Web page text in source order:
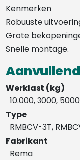
Kenmerken
Robuuste
Grote
Snelle montage.
Werklast (kg)
10.000, 3000, 5000
Type
RMBCV-3T,
Fabrikant
Rema